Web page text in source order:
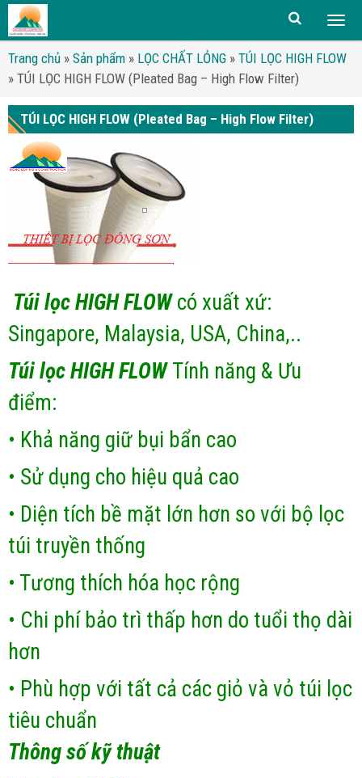
Trang chủ » Sản phẩm » LỌC CHẤT LỎNG » TÚI LỌC HIGH FLOW
» TÚI LỌC HIGH FLOW (Pleated Bag – High Flow Filter)
TÚI LỌC HIGH FLOW (Pleated Bag – High Flow Filter)
Túi lọc HIGH FLOWcó xuất xứ:
Singapore, Malaysia, USA, China,..
Túi lọc HIGH FLOW Tính năng & Ưu
điểm:
• Khả năng giữ bụi bẩn cao
• Sử dụng cho hiệu quả cao
• Diện tích bề mặt lớn hơn so với bộ lọc
túi truyền thống
• Tương thích hóa học rộng
• Chi phí bảo trì thấp hơn do tuổi thọ dài
hơn
• Phù hợp với tất cả các giỏ và vỏ túi lọc
tiêu chuẩn
Thông số kỹ thuật